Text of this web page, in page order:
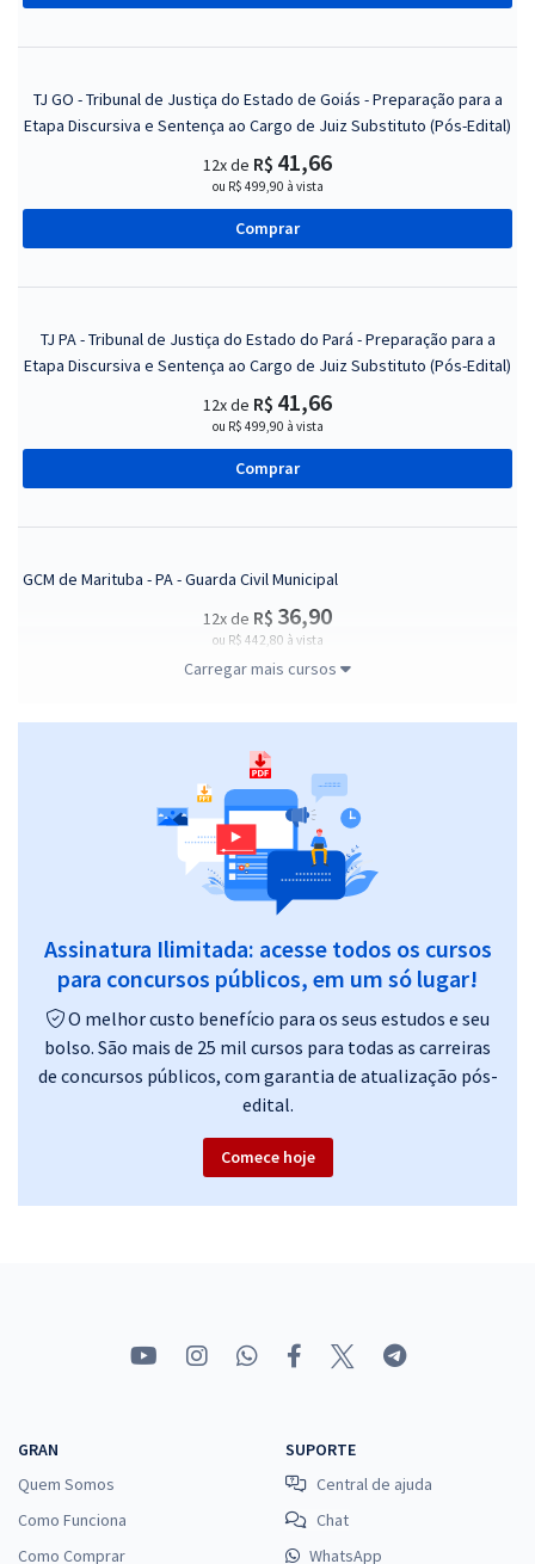
TJ GO - Tribunal de Justiça do Estado de Goiás - Preparação para a
Etapa Discursiva e Sentença ao Cargo de Juiz Substituto (Pós-Edital)
12x de R$ 41,66
ou R$ 499,90 à vista
Comprar
TJ PA - Tribunal de Justiça do Estado do Pará - Preparação para a
Etapa Discursiva e Sentença ao Cargo de Juiz Substituto (Pós-Edital)
12x de R$ 41,66
ou R$ 499,90 à vista
Comprar
GCM de Marituba - PA - Guarda Civil Municipal
12x de R$ 36,90
ou R$ 442,80 à vista
Comprar
CRQ 12 - Conselho Regional de Química da 12ª Região - Analista
Administrativo
12x deR$34,99
ou R$ 419,90 à vista
Comprar
CNJ - Conselho Nacional de Justiça - Noções de Direito
Constitucional para o Cargo: Analista Judiciário - Professor: Gustavo
Brígido & Aragonê Fernandes (Videoaulas) & Luciano Dutra(Aulas em
PDF) (Pré-edital)
12x de R$34,98
Constitucional para Residência Jurídica
Comprar
Carregar mais cursos
Assinatura Ilimitada: acesse todos os cursos
para concursos públicos, em um só lugar!
O melhor custo benefício para os seus estudos e seu
bolso. São mais de 25 mil cursos para todas as carreiras
de concursos públicos, com garantia de atualização pós-
edital.
Comece hoje
GRAN
Quem Somos
Como Funciona
Como Comprar
SUPORTE
Central de ajuda
Chat
WhatsApp